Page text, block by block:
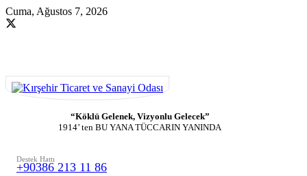
Cuma, Ağustos 7, 2026
“Köklü Gelenek, Vizyonlu Gelecek”
1914’ ten BU YANA TÜCCARIN YANINDA
Destek Hattı
+90386 213 11 86